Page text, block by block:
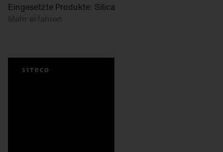
Eingesetzte Produkte: Silica
Mehr erfahren